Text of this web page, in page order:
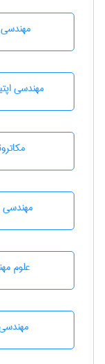
مهندسی HSE
مهندسی
مهندسی
علوم